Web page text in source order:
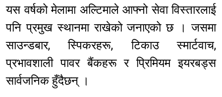
यस वर्षको मेलामा अल्टिमाले आफ्नो सेवा विस्तारलाई
पनि प्रमुख स्थानमा राखेको जनाएको छ । जसमा
साउन्डबार, स्पिकरहरू, टिकाउ स्मार्टवाच,
प्रभावशाली पावर बैंकहरू र प्रिमियम इयरबड्स
सार्वजनिक हुँदैछन् ।